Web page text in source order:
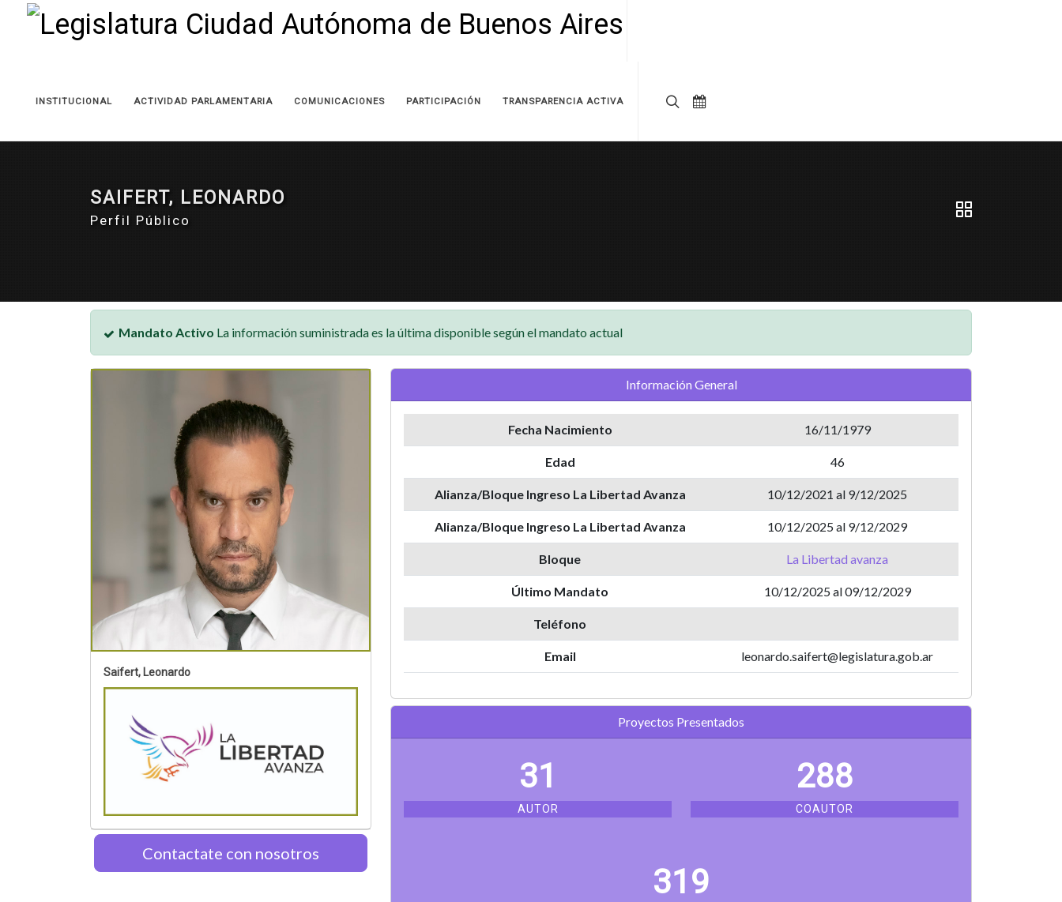
INSTITUCIONAL ACTIVIDAD PARLAMENTARIA COMUNICACIONES PARTICIPACIÓN TRANSPARENCIA ACTIVA
SAIFERT, LEONARDO
Perfil Público
Mandato Activo La información suministrada es la última disponible según el mandato actual
Saifert, Leonardo
Contactate con nosotros
Información General
Fecha Nacimiento 16/11/1979
Edad 46
Alianza/Bloque Ingreso La Libertad Avanza 10/12/2021 al 9/12/2025
Alianza/Bloque Ingreso La Libertad Avanza 10/12/2025 al 9/12/2029
Bloque La Libertad avanza
Último Mandato 10/12/2025 al 09/12/2029
Teléfono
Email leonardo.saifert@legislatura.gob.ar
Proyectos Presentados
31
AUTOR
288
COAUTOR
319